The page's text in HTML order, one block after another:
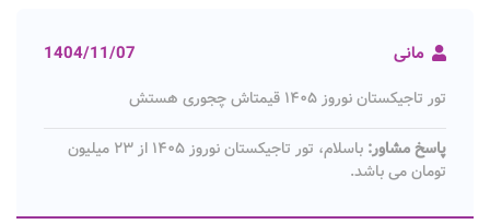
مانی 1404/11/07
تور تاجیکستان نوروز ۱۴۰۵ قیمتاش چجوری هستش
پاسخ مشاور:
باسلام، تور تاجیکستان نوروز ۱۴۰۵ از ۲۳ میلیون
تومان می باشد.